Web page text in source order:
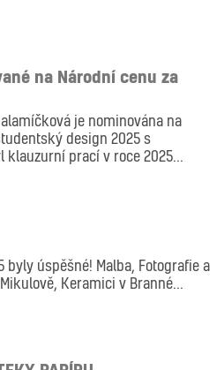
na Národní cenu za
je nominována na
design 2025 s
klauzurní prací v roce 2025...
byly úspěšné! Malba, Fotografie a
Keramici v Branné...